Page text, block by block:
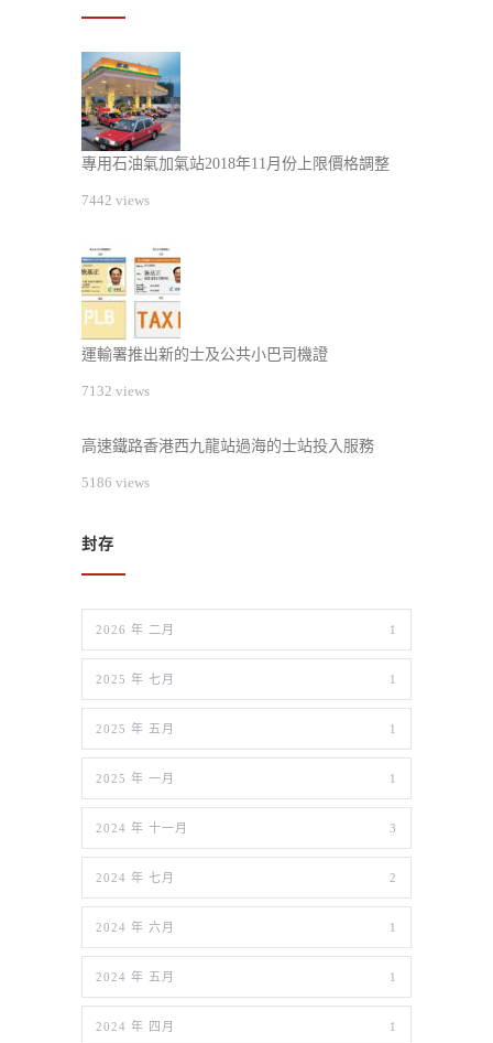
專用石油氣加氣站2018年11月份上限價格調整
7442 views
運輸署推出新的士及公共小巴司機證
7132 views
高速鐵路香港西九龍站過海的士站投入服務
5186 views
封存
2026 年 二月 1
2025 年 七月 1
2025 年 五月 1
2025 年 一月 1
2024 年 十一月 3
2024 年 七月 2
2024 年 六月 1
2024 年 五月 1
2024 年 四月 1